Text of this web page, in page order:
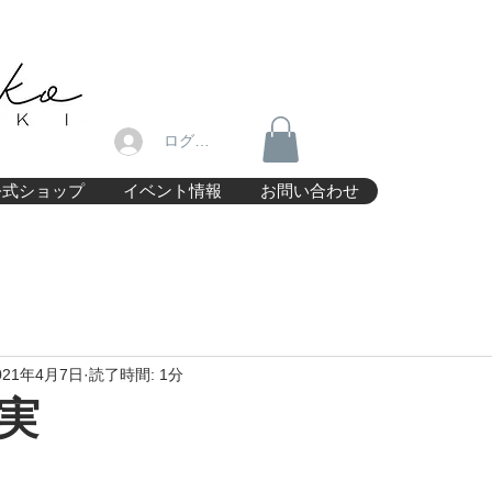
ログイン
ショップ イベント情報 お問い合わせ
年4月7日 読了時間: 1分